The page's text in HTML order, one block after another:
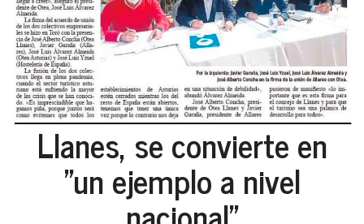
Llanes, se convierte en
"un ejemplo a nivel